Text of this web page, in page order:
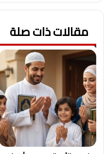
ا
ل
ح
ج
ر
ف
ق
ة
ع
م
ر
و
أ
ض
ح
ى
ل
ل
أ
ه
ل
و
مقالات ذات صلة